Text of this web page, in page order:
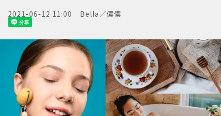
2021-06-12 11:00 Bella／儂儂